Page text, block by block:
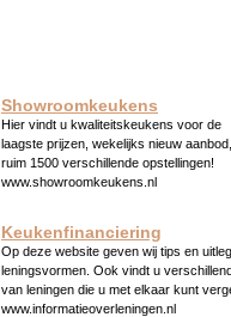
Showroomkeukens
Hier vindt u kwaliteitskeukens voor de
laagste prijzen, wekelijks nieuw aanbod,
ruim 1500 verschillende opstellingen!
www.showroomkeukens.nl
Keukenfinanciering
Op deze website geven wij tips en
leningsvormen. Ook vindt u
van leningen die u met elkaar kunt
www.informatieoverleningen.nl